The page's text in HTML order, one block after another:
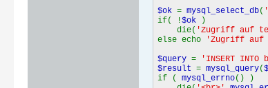
$ok = mysql_select_db(
if( !$ok
)
die( 'Zugriff auf
else echo
'Zugriff auf
$query = 'INSERT
$result = mysql_query(
if ( mysql_errno() )